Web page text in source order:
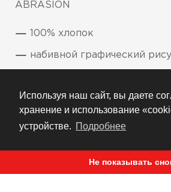
Используя наш сайт, вы даете
хранение и использование
устройстве. Подробнее
Не показывать
ABRASION
100% хлопок
набивной графический